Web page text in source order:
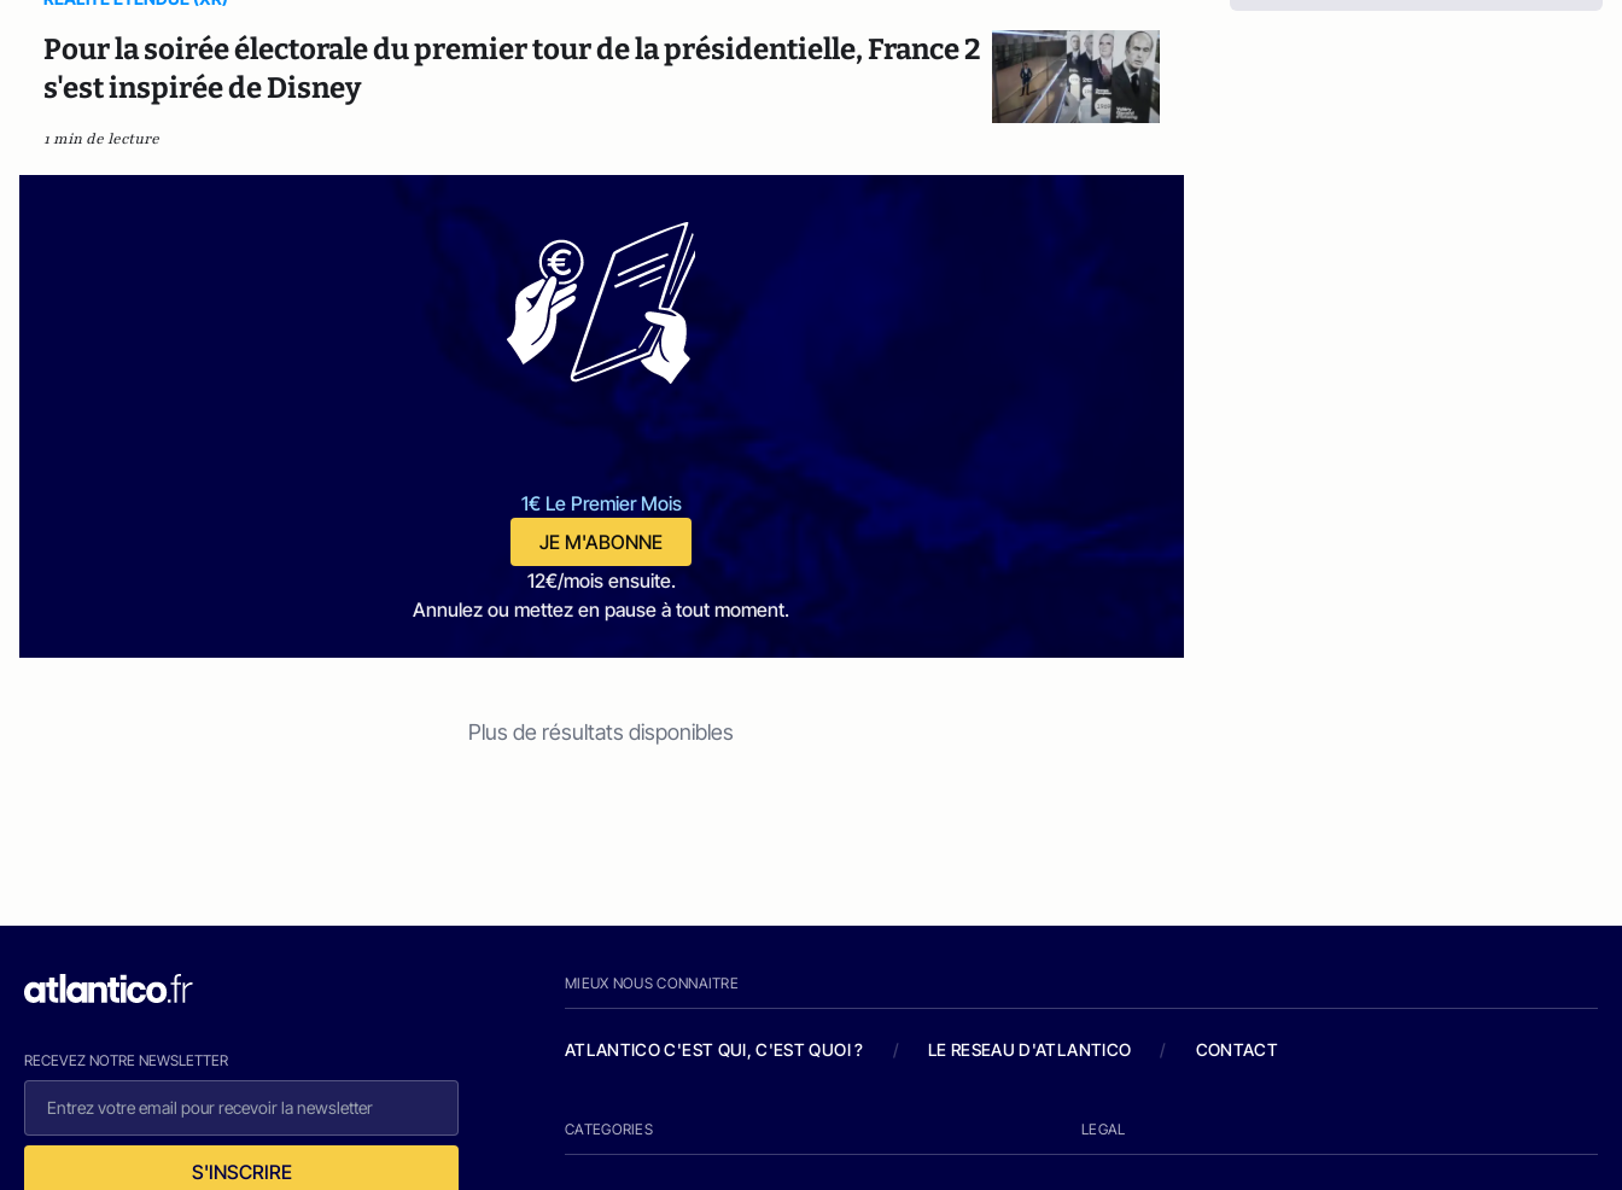
Pour la soirée électorale du premier tour de la présidentielle, France 2
s'est inspirée de Disney
1 min de lecture
1€ Le Premier Mois
JE M'ABONNE
12€/mois ensuite.
Annulez ou mettez en pause à tout moment.
Plus de résultats disponibles
RECEVEZ NOTRE NEWSLETTER
S'INSCRIRE
MIEUX NOUS CONNAITRE
ATLANTICO C'EST QUI, C'EST QUOI ? / LE RESEAU D'ATLANTICO / CONTACT
CATEGORIES LEGAL